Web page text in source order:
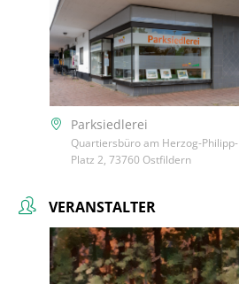
Parksiedlerei
Quartiersbüro am Herzog-Philipp-
Platz 2, 73760 Ostfildern
VERANSTALTER